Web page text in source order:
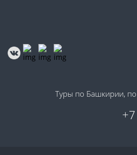
Туры по Башкирии,